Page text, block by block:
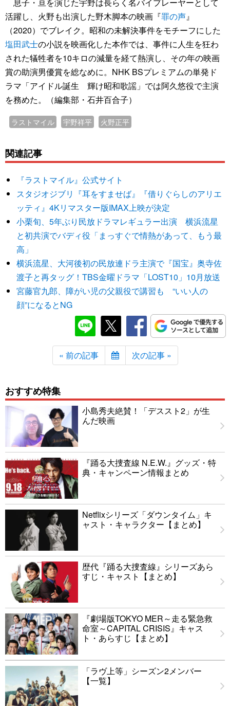
活躍し、火野も出演した野木脚本の映画『罪の声』
（2020）でブレイク。昭和の未解決事件をモチーフにした
塩田武士の小説を映画化した本作では、事件に人生を狂わ
された犠牲者を10キロの減量を経て熱演し、その年の映画
賞の助演男優賞を総なめに。NHK BSプレミアムの単発ド
ラマ「アイドル誕生 輝け昭和歌謡」では阿久悠役で主演
を務めた。（編集部・石井百合子）
ラストマイル 宇野祥平 火野正平
関連記事
『ラストマイル』公式サイト
スタジオジブリ『耳をすませば』『借りぐらしのアリエ
ッティ』4Kリマスター版IMAX上映が決定
小栗旬、5年ぶり民放ドラマレギュラー出演 横浜流星
と初共演でバディ役「まっすぐで情熱があって、もう最
高」
横浜流星、大河後初の民放連ドラ主演で『国宝』奥寺佐
渡子と再タッグ！TBS金曜ドラマ「LOST10」10月放送
宮藤官九郎、障がい児の父親役で講習も “いい人の
顔”になるとNG
« 前の記事 次の記事 »
おすすめ特集
小島秀夫絶賛！「デススト2」が生
んだ映画
『踊る大捜査線 N.E.W.』グッズ・特
典・キャンペーン情報まとめ
Netflixシリーズ「ダウンタイム」キ
ャスト・キャラクター【まとめ】
歴代『踊る大捜査線』シリーズあら
すじ・キャスト【まとめ】
『劇場版TOKYO MER～走る緊急救
命室～CAPITAL CRISIS』キャス
ト・あらすじ【まとめ】
「ラヴ上等」シーズン2メンバー
【一覧】